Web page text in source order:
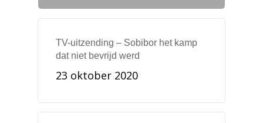
TV-uitzending – Sobibor het kamp
dat niet bevrijd werd
23 oktober 2020